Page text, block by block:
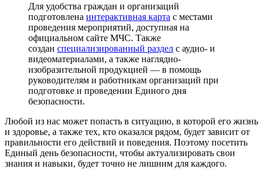
Для удобства граждан и организаций
подготовлена интерактивная карта с местами
проведения мероприятий, доступная на
официальном сайте МЧС. Также
создан специализированный раздел с аудио- и
видеоматериалами, а также наглядно-
изобразительной продукцией — в помощь
руководителям и работникам организаций при
подготовке и проведении Единого дня
безопасности.
Любой из нас может попасть в ситуацию, в которой его жизнь
и здоровье, а также тех, кто оказался рядом, будет зависит от
правильности его действий и поведения. Поэтому посетить
Единый день безопасности, чтобы актуализировать свои
знания и навыки, будет точно не лишним для каждого.